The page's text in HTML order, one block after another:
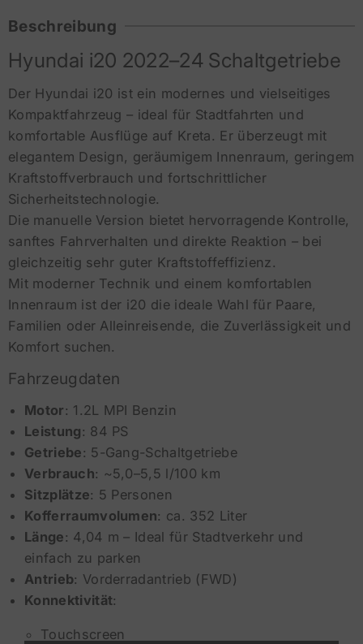
Beschreibung
Hyundai i20 2022–24 Schaltgetriebe
Der Hyundai i20 ist ein modernes und vielseitiges
Kompaktfahrzeug – ideal für Stadtfahrten und
komfortable Ausflüge auf Kreta. Er überzeugt mit
elegantem Design, geräumigem Innenraum, geringem
Kraftstoffverbrauch und fortschrittlicher
Sicherheitstechnologie.
Die manuelle Version bietet hervorragende Kontrolle,
sanftes Fahrverhalten und direkte Reaktion – bei
gleichzeitig sehr guter Kraftstoffeffizienz.
Mit moderner Technik und einem komfortablen
Innenraum ist der i20 die ideale Wahl für Paare,
Familien oder Alleinreisende, die Zuverlässigkeit und
Komfort suchen.
Fahrzeugdaten
Motor: 1.2L MPI Benzin
Leistung: 84 PS
Getriebe: 5-Gang-Schaltgetriebe
Verbrauch: ~5,0–5,5 l/100 km
Sitzplätze: 5 Personen
Kofferraumvolumen: ca. 352 Liter
Länge: 4,04 m – Ideal für Stadtverkehr und
einfach zu parken
Antrieb: Vorderradantrieb (FWD)
Konnektivität:
Touchscreen